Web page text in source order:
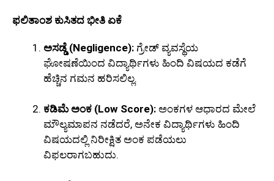
ಫಲಿತಾಂಶ ಕುಸಿತದ ಭೀತಿ ಏಕೆ
ಅಸಡ್ಡೆ (Negligence): ಗ್ರೇಡ್ ವ್ಯವಸ್ಥೆಯ
ಘೋಷಣೆಯಿಂದ ವಿದ್ಯಾರ್ಥಿಗಳು ಹಿಂದಿ ವಿಷಯದ ಕಡೆಗೆ
ಹೆಚ್ಚಿನ ಗಮನ ಹರಿಸಲಿಲ್ಲ.
ಕಡಿಮೆ ಅಂಕ (Low Score): ಅಂಕಗಳ ಆಧಾರದ ಮೇಲೆ
ಮೌಲ್ಯಮಾಪನ ನಡೆದರೆ, ಅನೇಕ ವಿದ್ಯಾರ್ಥಿಗಳು ಹಿಂದಿ
ವಿಷಯದಲ್ಲಿ ನಿರೀಕ್ಷಿತ ಅಂಕ ಪಡೆಯಲು
ವಿಫಲರಾಗಬಹುದು.